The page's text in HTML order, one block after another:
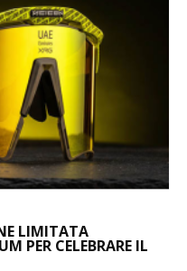
LIMITATA
PER CELEBRARE IL